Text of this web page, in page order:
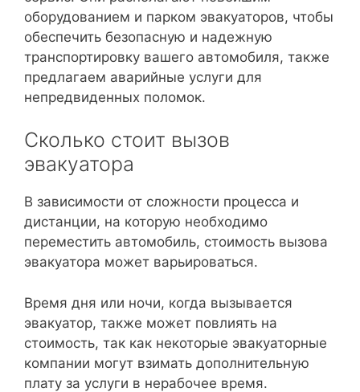
оборудованием и парком эвакуаторов, чтобы
обеспечить безопасную и надежную
транспортировку вашего автомобиля, также
предлагаем аварийные услуги для
непредвиденных поломок.
Сколько стоит вызов
эвакуатора
В зависимости от сложности процесса и
дистанции, на которую необходимо
переместить автомобиль, стоимость вызова
эвакуатора может варьироваться.
Время дня или ночи, когда вызывается
эвакуатор, также может повлиять на
стоимость, так как некоторые эвакуаторные
компании могут взимать дополнительную
плату за услуги в нерабочее время.